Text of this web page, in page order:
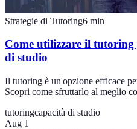
Strategie di Tutoring6 min
Come utilizzare il
di studio
Il tutoring è un'opzione efficace
Scopri come sfruttarlo al meglio
tutoringcapacità di studio
Aug 1